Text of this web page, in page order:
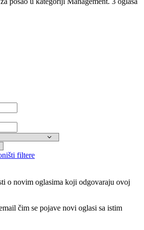
filtere
o novim oglasima koji odgovaraju ovoj
čim se pojave novi oglasi sa istim